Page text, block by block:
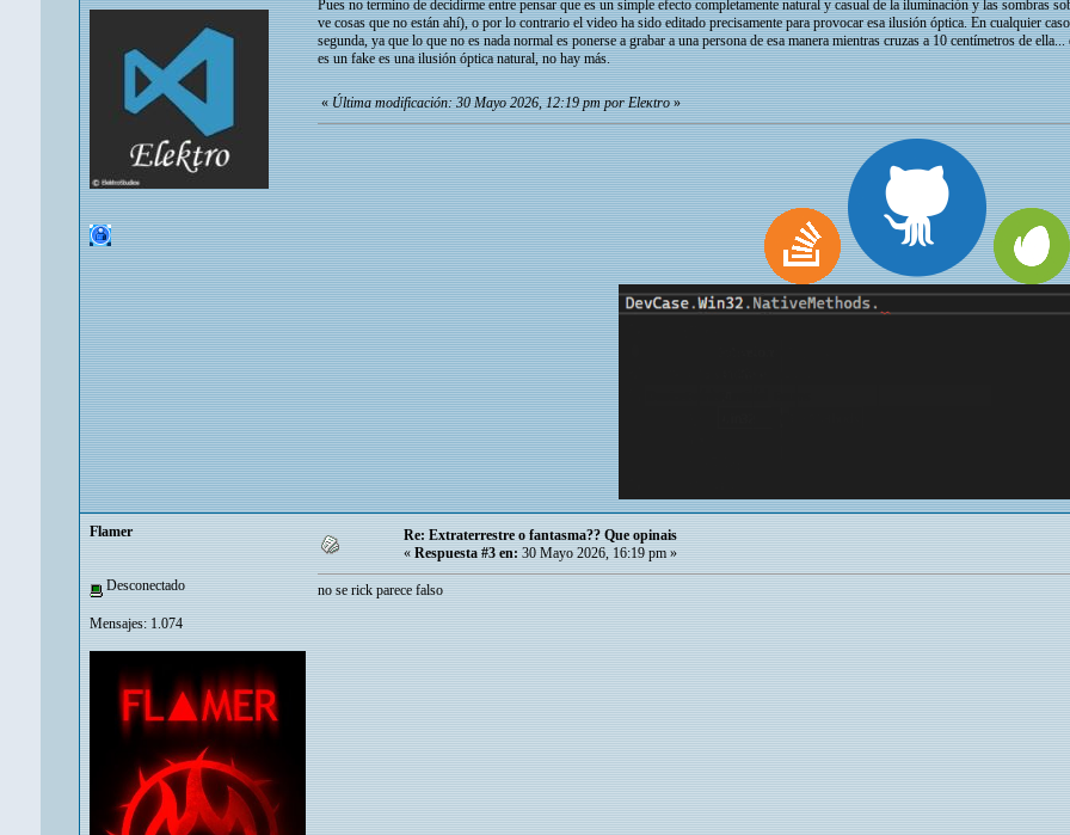
Pues no termino de decidirme entre pensar que es un simple efecto completamente natural y casual de la iluminación y las sombras
ve cosas que no están ahí), o por lo contrario el video ha sido editado precisamente para provocar esa ilusión óptica. En cualquier
segunda, ya que lo que no es nada normal es ponerse a grabar a una persona de esa manera mientras cruzas a 10 centímetros de
es un fake es una ilusión óptica natural, no hay más.
«Última modificación: 30 Mayo 2026, 12:19 pm por Eleкtro»
Flamer
Desconectado
Mensajes: 1.074
Re: Extraterrestre o fantasma?? Que opinais
« Respuesta #3 en: 30 Mayo 2026, 16:19 pm »
no se rick parece falso